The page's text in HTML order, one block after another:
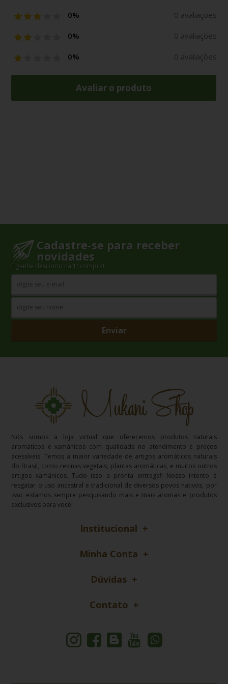
0% 0 avaliações
0% 0 avaliações
0% 0 avaliações
Avaliar o produto
Cadastre-se para receber
novidades
E ganhe desconto na 1ª compra!
Enviar
Nós somos a loja virtual que oferecemos produtos naturais
aromáticos e xamânicos com qualidade no atendimento e preços
acessíveis. Temos a maior variedade de artigos aromáticos naturais
do Brasil, como resinas vegetais, plantas aromáticas, e muitos outros
artigos xamânicos. Tudo isso a pronta entrega!! Nosso intento é
resgatar o uso ancestral e tradicional de diversos povos nativos, por
isso estamos sempre pesquisando mais e mais aromas e produtos
exclusivos para você!
Institucional
Minha Conta
Dúvidas
Contato